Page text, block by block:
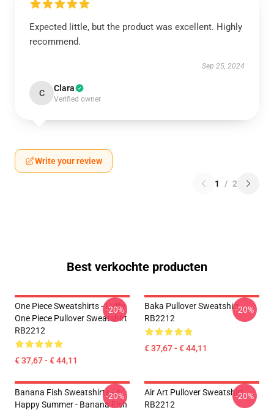
Expected little, but the product was excellent. Highly
recommend.
Sep 25, 2024
C Clara
Verified owner
Write your review
1 / 2
Best verkochte producten
One Piece Sweatshirts - Luffy
One Piece Pullover Sweatshirt
RB2212
€ 37,67 - € 44,11
-20%
Baka Pullover Sweatshirt
RB2212
€ 37,67 - € 44,11
-20%
Banana Fish Sweatshirts - A
Happy Summer - Banana Fish
-20%
Air Art Pullover Sweatshirt
RB2212
-20%